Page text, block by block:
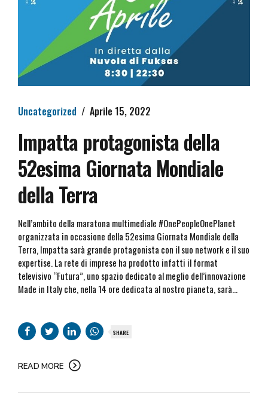
Uncategorized Aprile 15, 2022
Impatta protagonista della
52esima Giornata Mondiale
della Terra
Nell’ambito della maratona multimediale #OnePeopleOnePlanet
organizzata in occasione della 52esima Giornata Mondiale della
Terra, Impatta sarà grande protagonista con il suo network e il suo
expertise. La rete di imprese ha prodotto infatti il format
televisivo “Futura”, uno spazio dedicato al meglio dell’innovazione
Made in Italy che, nella 14 ore dedicata al nostro pianeta, sarà...
SHARE
READ MORE